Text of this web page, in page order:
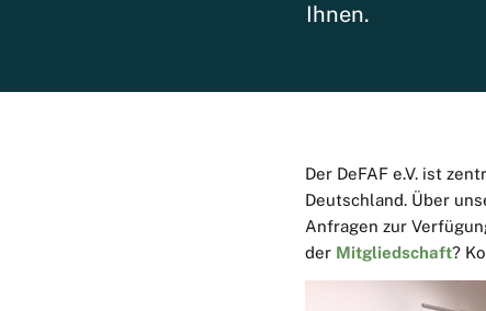
Ihnen.
Der DeFAF e.V. ist
Deutschland. Über
Anfragen zur
der Mitgliedschaft?